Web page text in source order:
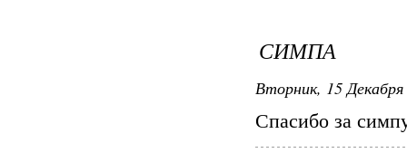
СИМПА
Вторник, 15
Спасибо за